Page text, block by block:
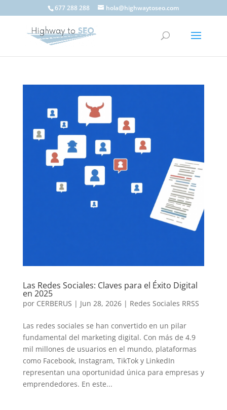
677 288 288 hola@highwaytoseo.com
Las Redes Sociales: Claves para el Éxito Digital
en 2025
por CERBERUS | Jun 28, 2026| Redes Sociales RRSS
Las redes sociales se han convertido en un pilar
fundamental del marketing digital. Con más de 4.9
mil millones de usuarios en el mundo, plataformas
como Facebook, Instagram, TikTok y LinkedIn
representan una oportunidad única para empresas y
emprendedores. En este...